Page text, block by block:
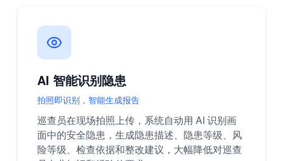
AI 智能识别隐患
拍照即识别，智能生成报告
巡查员在现场拍照上传，系统自动用 AI 识别画
面中的安全隐患，生成隐患描述、隐患等级、风
险等级、检查依据和整改建议，大幅降低对巡查